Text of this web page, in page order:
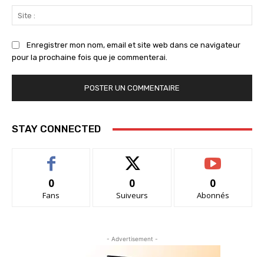
:
Enregistrer mon nom, email et site web dans ce navigateur
pour la prochaine fois que je commenterai.
STAY CONNECTED
0
Fans
0
Suiveurs
0
Abonnés
- Advertisement -